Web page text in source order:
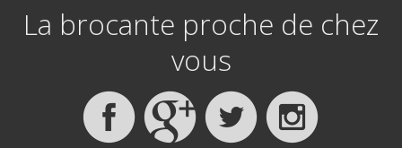
La brocante proche de chez
vous